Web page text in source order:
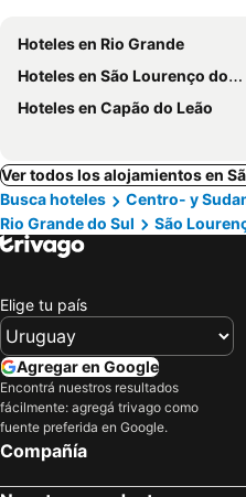
Hoteles en Rio Grande
Hoteles en São Lourenço do Sul
Hoteles en Capão do Leão
Ver todos los alojamientos en
Busca hoteles
Centro- y
Rio Grande do Sul
São
Elige tu país
Agregar en Google
Encontrá nuestros resultados
fácilmente: agregá trivago como
fuente preferida en Google.
Compañía